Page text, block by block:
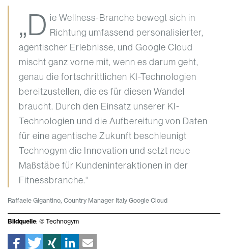
„D ie Wellness-Branche bewegt sich in
Richtung umfassend personalisierter,
agentischer Erlebnisse, und Google Cloud
mischt ganz vorne mit, wenn es darum geht,
genau die fortschrittlichen KI-Technologien
bereitzustellen, die es für diesen Wandel
braucht. Durch den Einsatz unserer KI-
Technologien und die Aufbereitung von Daten
für eine agentische Zukunft beschleunigt
Technogym die Innovation und setzt neue
Maßstäbe für Kundeninteraktionen in der
Fitnessbranche.“
Raffaele Gigantino, Country Manager Italy Google Cloud
Bildquelle: © Technogym